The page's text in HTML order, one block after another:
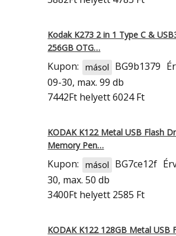
Kodak K273 2 in 1 Type C &
256GB OTG…
Kupon: másol BG9b1379
09-30, max. 99 db
7442Ft helyett 6024 Ft
KODAK K122 Metal USB Flash
Memory Pen…
Kupon: másol BG7ce12f
30, max. 50 db
3400Ft helyett 2585 Ft
KODAK K122 128GB Metal USB